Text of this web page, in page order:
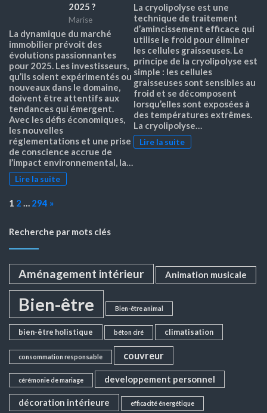
2025 ?
Marise
La dynamique du marché
immobilier prévoit des
évolutions passionnantes
pour 2025. Les investisseurs,
qu’ils soient expérimentés ou
nouveaux dans le domaine,
doivent être attentifs aux
tendances qui émergent.
Avec les défis économiques,
les nouvelles
réglementations et une prise
de conscience accrue de
l’impact environnemental, la…
Lire la suite
La cryolipolyse est une
technique de traitement
d’amincissement efficace qui
utilise le froid pour éliminer
les cellules graisseuses. Le
principe de la cryolipolyse est
simple : les cellules
graisseuses sont sensibles au
froid et se décomposent
lorsqu’elles sont exposées à
des températures extrêmes.
La cryolipolyse…
Lire la suite
Page:
1 2 … 294 Next
»
Recherche par mots clés
Aménagement intérieur Animation musicale
Bien-être Bien-être animal
bien-être holistique béton ciré climatisation
consommation responsable couvreur
cérémonie de mariage developpement personnel
décoration intérieure efficacité énergétique